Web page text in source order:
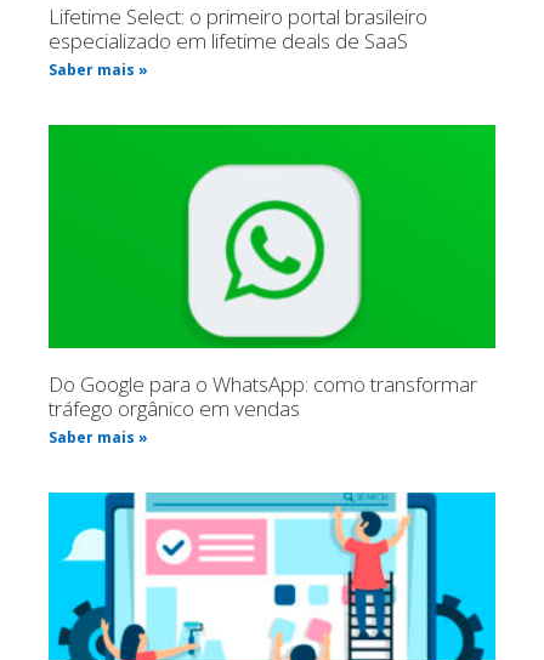
Lifetime Select: o primeiro portal brasileiro
especializado em lifetime deals de SaaS
Saber mais »
Do Google para o WhatsApp: como transformar
tráfego orgânico em vendas
Saber mais »